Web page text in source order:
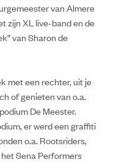
van Almere
zijn XL live-band en de
van Sharon de
met een rechter, uit je
of genieten van o.a.
De Meester.
er werd een graffiti
o.a. Rootsriders,
Sena Performers